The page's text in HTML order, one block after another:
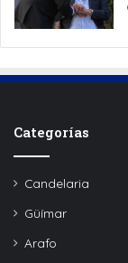
Categorías
Candelaria
Güímar
Arafo